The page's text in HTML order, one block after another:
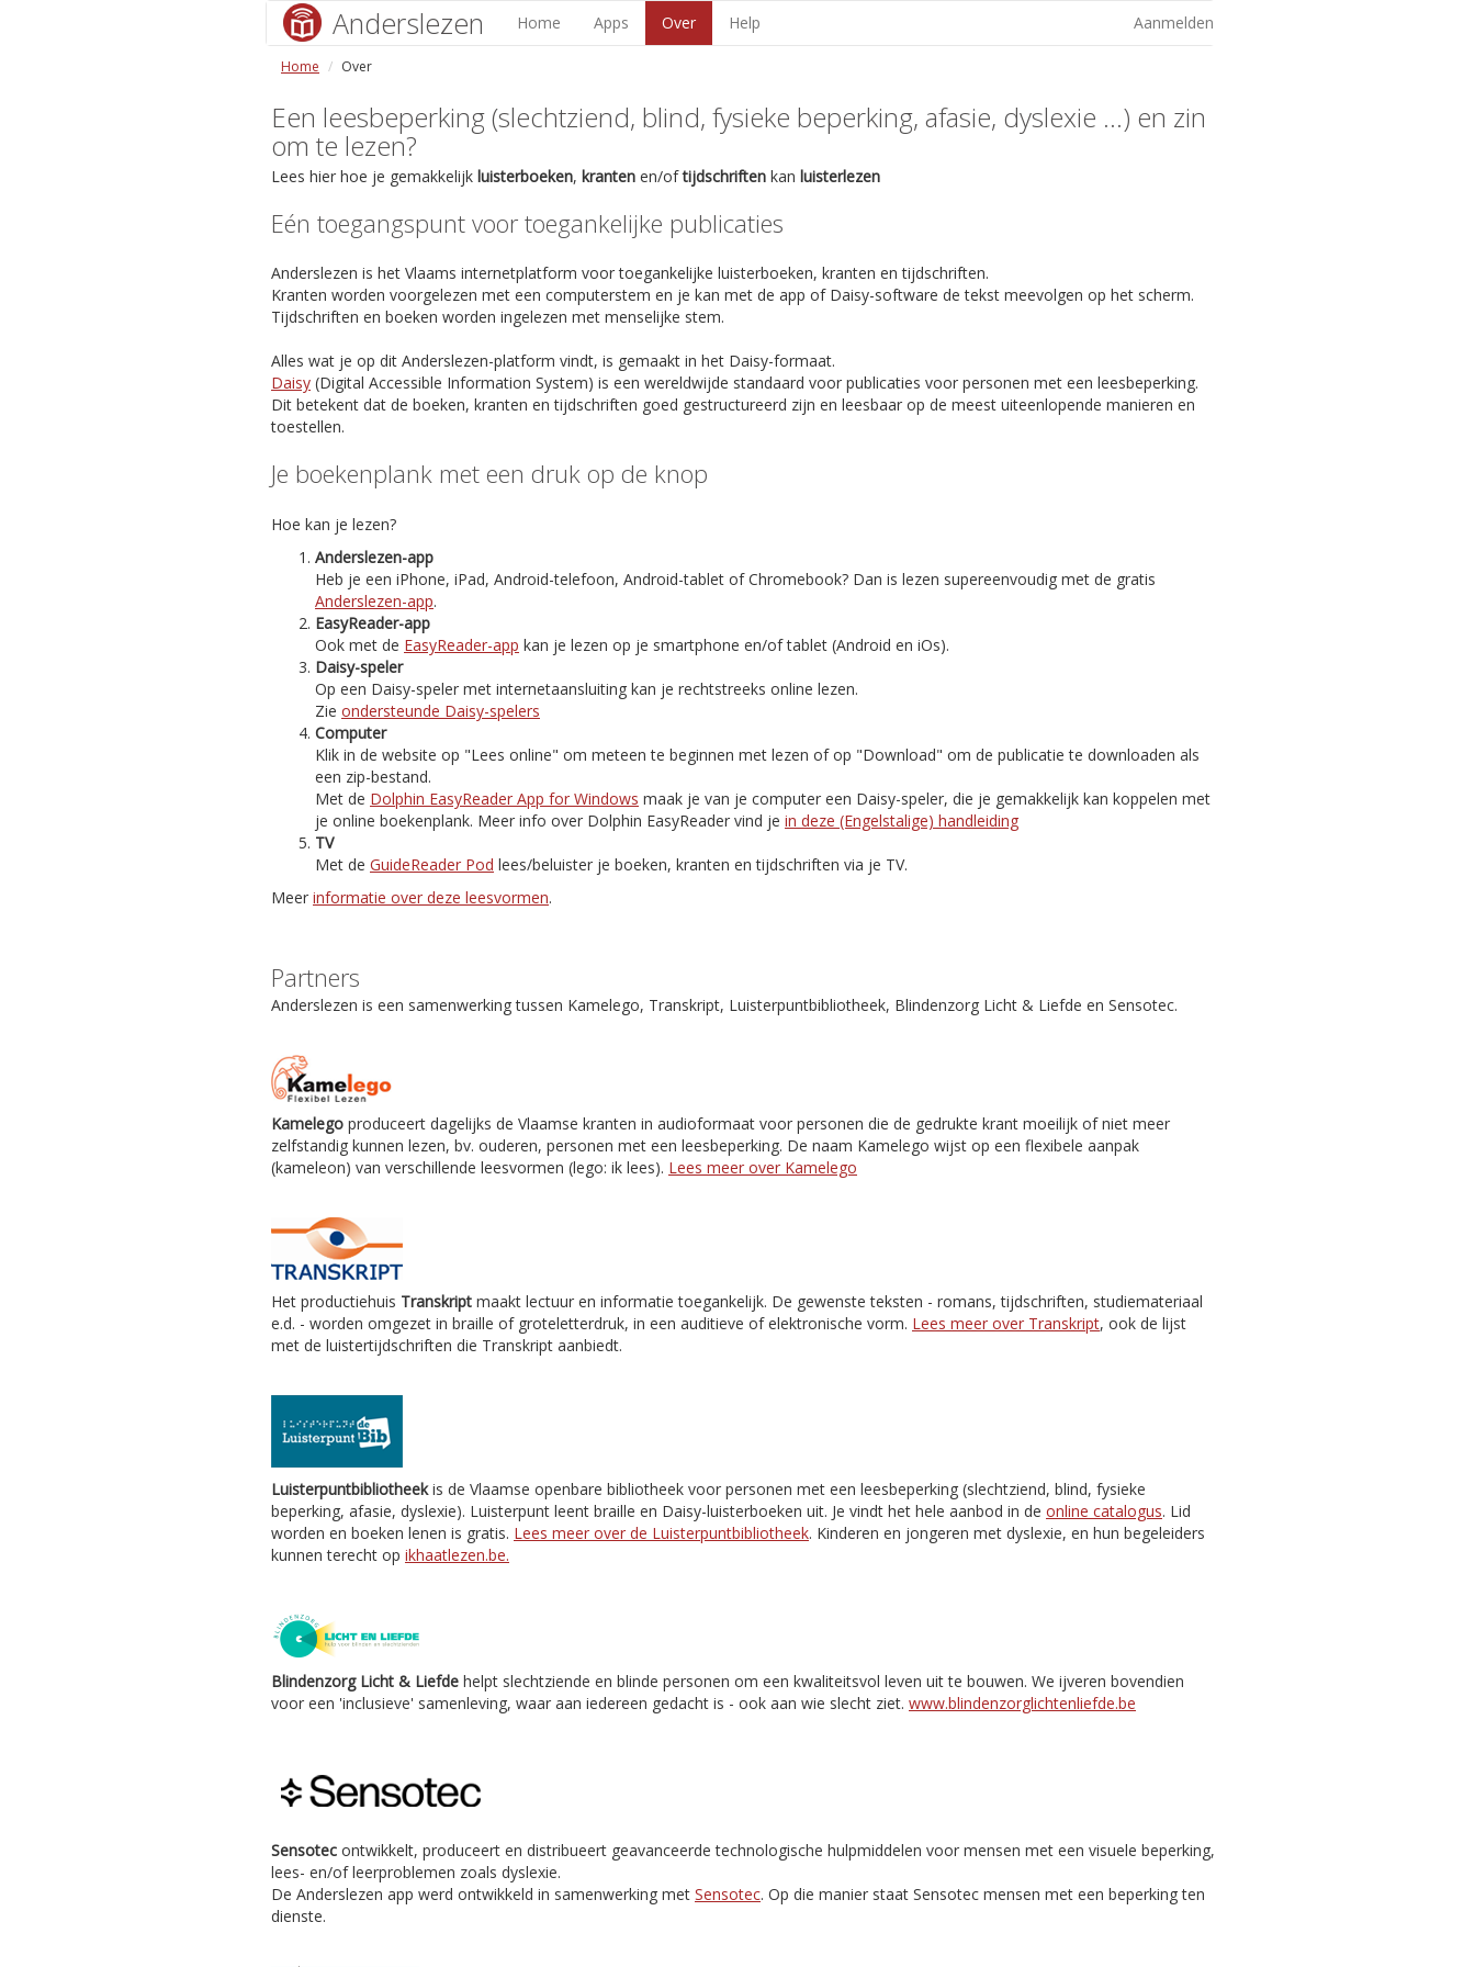
Anderslezen Home Apps Over Help Aanmelden
Home Over
Een leesbeperking (slechtziend, blind, fysieke beperking, afasie, dyslexie ...) en zin
om te lezen?
Lees hier hoe je gemakkelijk luisterboeken, kranten en/oftijdschriften kan luisterlezen
Eén toegangspunt voor toegankelijke publicaties
Anderslezen is het Vlaams internetplatform voor toegankelijke luisterboeken, kranten en tijdschriften.
Kranten worden voorgelezen met een computerstem en je kan met de app of Daisy-software de tekst meevolgen op het scherm.
Tijdschriften en boeken worden ingelezen met menselijke stem.
Alles wat je op dit Anderslezen-platform vindt, is gemaakt in het Daisy-formaat.
Daisy (Digital Accessible Information System) is een wereldwijde standaard voor publicaties voor personen met een leesbeperking.
Dit betekent dat de boeken, kranten en tijdschriften goed gestructureerd zijn en leesbaar op de meest uiteenlopende manieren en
toestellen.
Je boekenplank met een druk op de knop
Hoe kan je lezen?
Anderslezen-app
Heb je een iPhone, iPad, Android-telefoon, Android-tablet of Chromebook? Dan is lezen supereenvoudig met de gratis
Anderslezen-app.
EasyReader-app
Ook met de EasyReader-app kan je lezen op je smartphone en/of tablet (Android en iOs).
Daisy-speler
Op een Daisy-speler met internetaansluiting kan je rechtstreeks online lezen.
Zie ondersteunde Daisy-spelers
Computer
Klik in de website op "Lees online" om meteen te beginnen met lezen of op "Download" om de publicatie te downloaden als
een zip-bestand.
Met de Dolphin EasyReader App for Windows maak je van je computer een Daisy-speler, die je gemakkelijk kan koppelen met
je online boekenplank. Meer info over Dolphin EasyReader vind je in deze (Engelstalige) handleiding
TV
Met de GuideReader Pod lees/beluister je boeken, kranten en tijdschriften via je TV.
Meer informatie over deze leesvormen.
Partners
Anderslezen is een samenwerking tussen Kamelego, Transkript, Luisterpuntbibliotheek, Blindenzorg Licht & Liefde en Sensotec.
Kamelego produceert dagelijks de Vlaamse kranten in audioformaat voor personen die de gedrukte krant moeilijk of niet meer
zelfstandig kunnen lezen, bv. ouderen, personen met een leesbeperking. De naam Kamelego wijst op een flexibele aanpak
(kameleon) van verschillende leesvormen (lego: ik lees). Lees meer over Kamelego
Het productiehuis Transkript maakt lectuur en informatie toegankelijk. De gewenste teksten - romans, tijdschriften, studiemateriaal
e.d. - worden omgezet in braille of groteletterdruk, in een auditieve of elektronische vorm. Lees meer over Transkript, ook de lijst
met de luistertijdschriften die Transkript aanbiedt.
Luisterpuntbibliotheekis de Vlaamse openbare bibliotheek voor personen met een leesbeperking (slechtziend, blind, fysieke
beperking, afasie, dyslexie). Luisterpunt leent braille en Daisy-luisterboeken uit. Je vindt het hele aanbod in de online catalogus. Lid
worden en boeken lenen is gratis. Lees meer over de Luisterpuntbibliotheek. Kinderen en jongeren met dyslexie, en hun begeleiders
kunnen terecht op ikhaatlezen.be.
Blindenzorg Licht & Liefde helpt slechtziende en blinde personen om een kwaliteitsvol leven uit te bouwen. We ijveren bovendien
voor een 'inclusieve' samenleving, waar aan iedereen gedacht is - ook aan wie slecht ziet. www.blindenzorglichtenliefde.be
Sensotec ontwikkelt, produceert en distribueert geavanceerde technologische hulpmiddelen voor mensen met een visuele beperking,
lees- en/of leerproblemen zoals dyslexie.
De Anderslezen app werd ontwikkeld in samenwerking met Sensotec. Op die manier staat Sensotec mensen met een beperking ten
dienste.